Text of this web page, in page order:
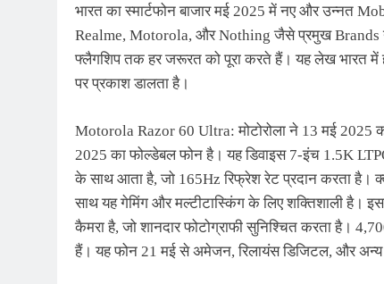
भारत का स्मार्टफोन बाजार मई 2025 में नए और उन्नत
Realme, Motorola, और Nothing जैसे प्रमुख Brands
फ्लैगशिप तक हर जरूरत को पूरा करते हैं। यह लेख भारत में
पर प्रकाश डालता है।
Motorola Razor 60 Ultra: मोटोरोला ने 13 मई 2025
2025 का फोल्डेबल फोन है। यह डिवाइस 7-इंच 1.5K
के साथ आता है, जो 165Hz रिफ्रेश रेट प्रदान करता है।
साथ यह गेमिंग और मल्टीटास्किंग के लिए शक्तिशाली है।
कैमरा है, जो शानदार फोटोग्राफी सुनिश्चित करता है।
हैं। यह फोन 21 मई से अमेजन, रिलायंस डिजिटल, और अन्य